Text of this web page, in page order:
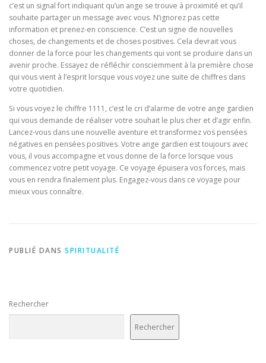
c’est un signal fort indiquant qu’un ange se trouve à proximité et qu’il
souhaite partager un message avec vous. N’ignorez pas cette
information et prenez-en conscience. C’est un signe de nouvelles
choses, de changements et de choses positives. Cela devrait vous
donner de la force pour les changements qui vont se produire dans un
avenir proche. Essayez de réfléchir consciemment à la première chose
qui vous vient à l’esprit lorsque vous voyez une suite de chiffres dans
votre quotidien.
Si vous voyez le chiffre 1111, c’est le cri d’alarme de votre ange gardien
qui vous demande de réaliser votre souhait le plus cher et d’agir enfin.
Lancez-vous dans une nouvelle aventure et transformez vos pensées
négatives en pensées positives. Votre ange gardien est toujours avec
vous, il vous accompagne et vous donne de la force lorsque vous
commencez votre petit voyage. Ce voyage épuisera vos forces, mais
vous en rendra finalement plus. Engagez-vous dans ce voyage pour
mieux vous connaître.
PUBLIÉ DANS SPIRITUALITÉ
Rechercher
Rechercher